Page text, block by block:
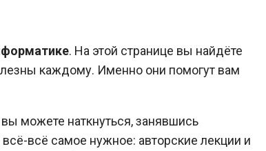
. На этой странице вы найдёте
каждому. Именно они помогут вам
можете наткнуться, занявшись
всё самое нужное: авторские лекции и